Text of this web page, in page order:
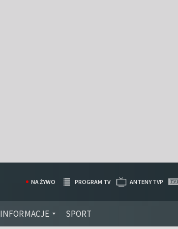
INFORMACJE SPORT
NA ŻYWO PROGRAM TV ANTENY TVP